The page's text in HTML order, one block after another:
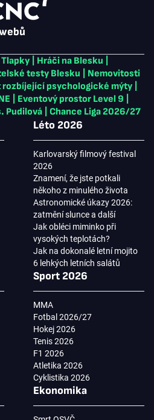
Hráči na Blesku
testy Blesku
Nemovitosti
rozbíjející psychologické mýty
Eventový prostor Level 9
Pudilová
Chance Liga 2026/27
Léto 2026
Karlovarský filmový festival
2026
Znamení, že jste potkali
někoho z minulého života
Astronomické úkazy 2026:
zatmění slunce a další
Jak obléci miminko při
vysokých teplotách?
Jak na dokonalé letní mojito
6 lehkých letních salátů
Sport 2026
MMA
Fotbal 2026/27
Hokej 2026
Tenis 2026
F1 2026
Atletika 2026
Cyklistika 2026
Ekonomika